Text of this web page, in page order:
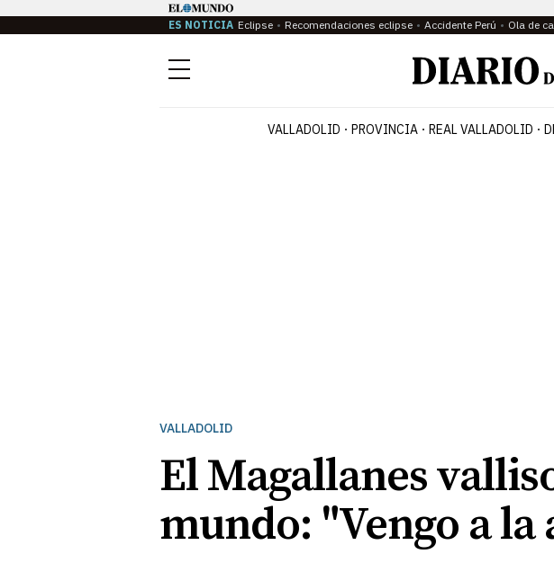
ES NOTICIA Eclipse Recomendaciones eclipse Accidente Perú Ola de
Menú
VALLADOLID PROVINCIA REAL VALLADOLID
VALLADOLID
El Magallanes
mundo: "Vengo a la